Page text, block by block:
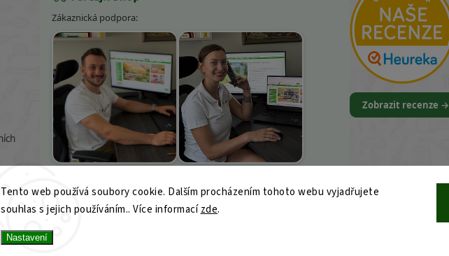
Tento web používá soubory cookie. Dalším procházením tohoto webu vyjadřujete
souhlas s jejich používáním.. Více informacízde.
Nastavení
Zákaznická podpora:
601 282 179
info@vercajk-shop.cz
Zobrazit recenze →